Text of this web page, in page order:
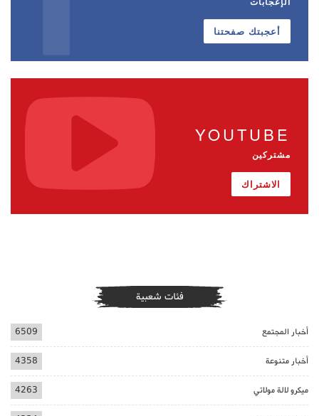
أعجبتك صفحتنا
YOUTUBE
مشتركين
الاشتراك
فئات شعبية
أخبار المجتمع 6509
أخبار متنوعة 4358
ميكرو لالة مولاتي 4263